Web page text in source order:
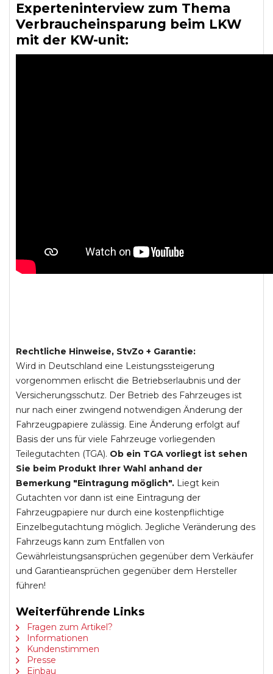
Experteninterview zum Thema
Verbraucheinsparung beim LKW
mit der KW-unit:
Rechtliche Hinweise, StvZo + Garantie:
Wird in Deutschland eine Leistungssteigerung
vorgenommen erlischt die Betriebserlaubnis und der
Versicherungsschutz. Der Betrieb des Fahrzeuges ist
nur nach einer zwingend notwendigen Änderung der
Fahrzeugpapiere zulässig. Eine Änderung erfolgt auf
Basis der uns für viele Fahrzeuge vorliegenden
Teilegutachten (TGA). Ob ein TGA vorliegt ist sehen
Sie beim Produkt Ihrer Wahl anhand der
Bemerkung "Eintragung möglich". Liegt kein
Gutachten vor dann ist eine Eintragung der
Fahrzeugpapiere nur durch eine kostenpflichtige
Einzelbegutachtung möglich. Jegliche Veränderung des
Fahrzeugs kann zum Entfallen von
Gewährleistungsansprüchen gegenüber dem Verkäufer
und Garantieansprüchen gegenüber dem Hersteller
führen!
Weiterführende Links
Fragen zum Artikel?
Informationen
Kundenstimmen
Presse
Einbau